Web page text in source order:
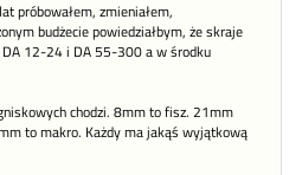
próbowałem, zmieniałem,
budżecie powiedziałbym, że skraje
12-24 i DA 55-300 a w środku
chodzi. 8mm to fisz. 21mm
to makro. Każdy ma jakąś wyjątkową